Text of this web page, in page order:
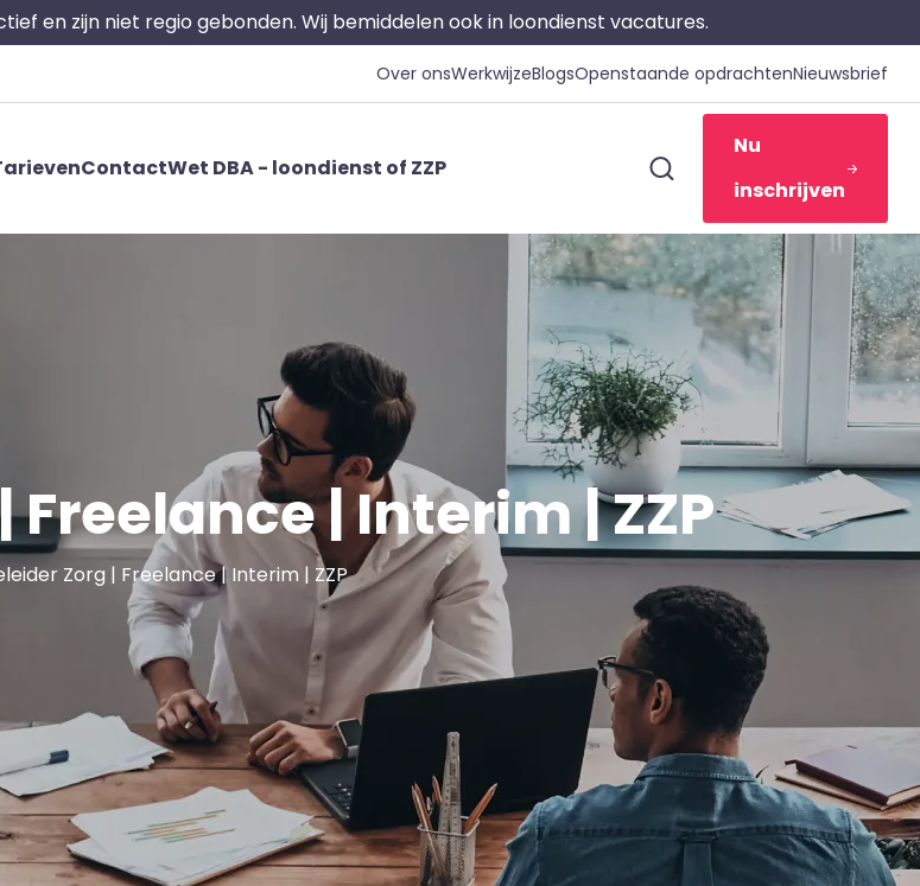
en zijn niet regio gebonden. Wij bemiddelen ook in loondienst vacatures.
Over onsWerkwijzeBlogsOpenstaande opdrachtenNieuwsbrief
ContactWet DBA - loondienst of ZZP
Nu
inschrijven
| Interim | ZZP
Zorg | Freelance | Interim | ZZP